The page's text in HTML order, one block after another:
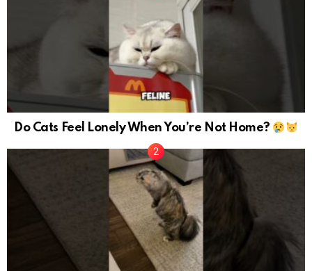
Do Cats Feel Lonely When You’re Not Home?